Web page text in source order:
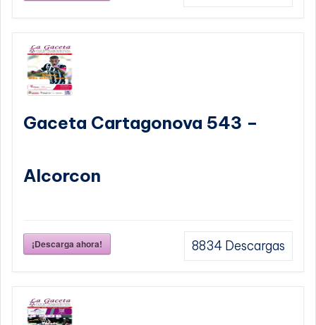
Gaceta Cartagonova 543 –
Alcorcon
¡Descarga ahora! 8834 Descargas